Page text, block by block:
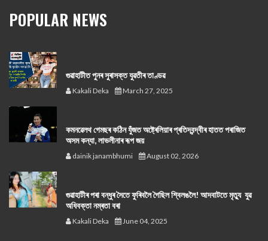
POPULAR NEWS
গুৱাহাটীত পুনৰ সুৰাসক্ত যুৱতীৰ তাণ্ডৱ
Kakali Deka March 27, 2025
কমনৱেলথ গেমছৰ কঠিন যুঁজত অষ্ট্ৰেলিয়াৰ প্ৰতিদ্বন্দ্বীৰ হাতত পৰাজিত
অসম কন্যা, লাভলীনাৰ ৰূপ জয়
dainik janambhumi August 02, 2026
গুৱাহাটীৰ পৰা বন্ধুৰ সৈতে ফুৰিবলৈ গৈছিল শ্বিলঙলৈ! আদবাটতে মৃত্যু যুৱ
অধিবক্তা নম্ৰতা বৰা
Kakali Deka June 04, 2025